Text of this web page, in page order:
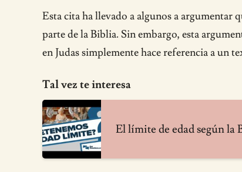
Esta cita ha llevado a algunos a
parte de la Biblia. Sin embargo, esta
en Judas simplemente hace referencia a un
Tal vez te interesa
El límite de edad según la